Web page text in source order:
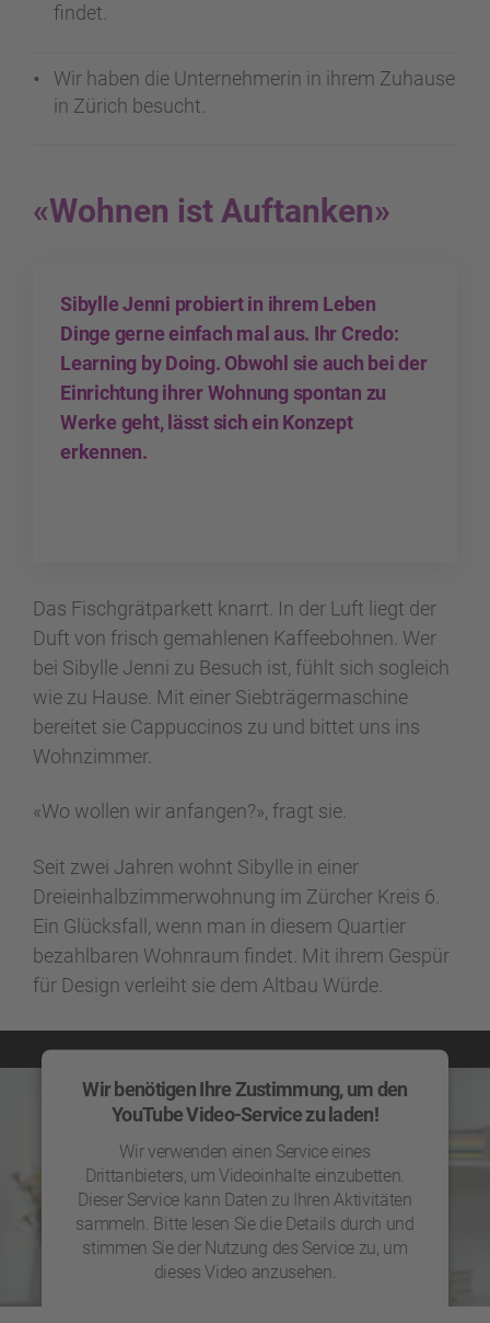
findet.
Wir haben die Unternehmerin in ihrem Zuhause
in Zürich besucht.
«Wohnen ist Auftanken»
Sibylle Jenni probiert in ihrem Leben
Dinge gerne einfach mal aus. Ihr Credo:
Learning by Doing. Obwohl sie auch bei der
Einrichtung ihrer Wohnung spontan zu
Werke geht, lässt sich ein Konzept
erkennen.
Das Fischgrätparkett knarrt. In der Luft liegt der
Duft von frisch gemahlenen Kaffeebohnen. Wer
bei Sibylle Jenni zu Besuch ist, fühlt sich sogleich
wie zu Hause. Mit einer Siebträgermaschine
bereitet sie Cappuccinos zu und bittet uns ins
Wohnzimmer.
«Wo wollen wir anfangen?», fragt sie.
Seit zwei Jahren wohnt Sibylle in einer
Dreieinhalbzimmerwohnung im Zürcher Kreis 6.
Ein Glücksfall, wenn man in diesem Quartier
bezahlbaren Wohnraum findet. Mit ihrem Gespür
für Design verleiht sie dem Altbau Würde.
Wir benötigen Ihre Zustimmung, um den
YouTube Video-Service zu laden!
Wir verwenden einen Service eines
Drittanbieters, um Videoinhalte einzubetten.
Dieser Service kann Daten zu Ihren Aktivitäten
sammeln. Bitte lesen Sie die Details durch und
stimmen Sie der Nutzung des Service zu, um
dieses Video anzusehen.